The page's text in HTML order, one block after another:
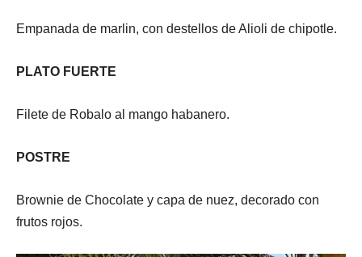
Empanada de marlin, con destellos de Alioli de chipotle.
PLATO FUERTE
Filete de Robalo al mango habanero.
POSTRE
Brownie de Chocolate y capa de nuez, decorado con
frutos rojos.